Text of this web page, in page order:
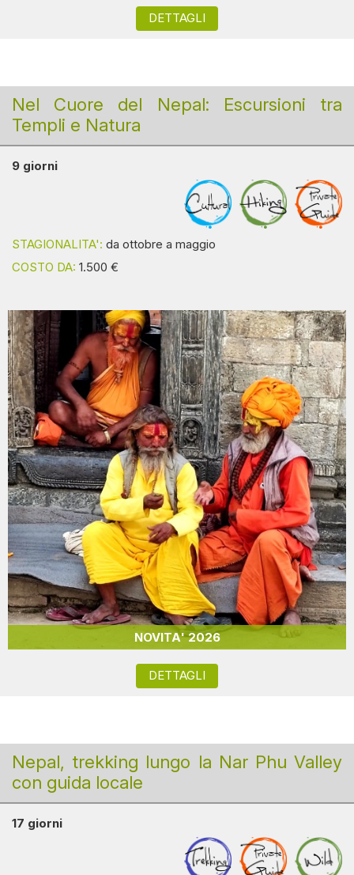
DETTAGLI
Nel Cuore del Nepal: Escursioni tra
Templi e Natura
9 giorni
STAGIONALITA': da ottobre a maggio
COSTO DA: 1.500 €
NOVITA' 2026
DETTAGLI
Nepal, trekking lungo la Nar Phu Valley
con guida locale
17 giorni